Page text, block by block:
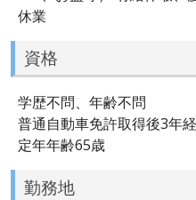
休業
資格
学歴不問、年齢不問
普通自動車免許取得後3年
定年年齢65歳
勤務地